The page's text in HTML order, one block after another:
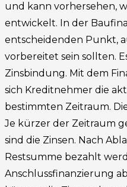
und kann vorhersehen,
entwickelt. In der
entscheidenden Punkt,
vorbereitet sein sollten.
Zinsbindung. Mit dem
sich Kreditnehmer die
bestimmten Zeitraum.
Je kürzer der Zeitraum
sind die Zinsen. Nach
Restsumme bezahlt
Anschlussfinanzierung